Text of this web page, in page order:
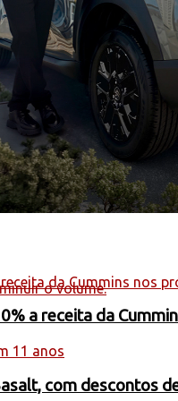
o volume.
a receita da
com descontos